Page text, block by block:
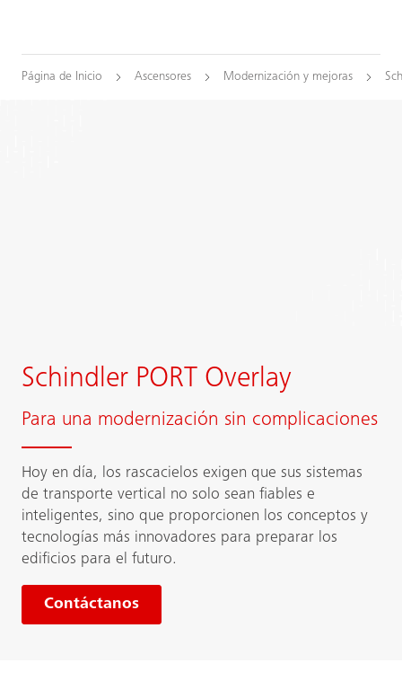
Página de Inicio Ascensores Modernización y mejoras
Schindler PORT Overlay
Para una modernización sin complicaciones
Hoy en día, los rascacielos exigen que sus sistemas
de transporte vertical no solo sean fiables e
inteligentes, sino que proporcionen los conceptos y
tecnologías más innovadores para preparar los
edificios para el futuro.
Contáctanos